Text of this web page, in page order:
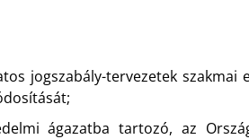
jogszabály-tervezetek szakmai
ágazatba tartozó, az